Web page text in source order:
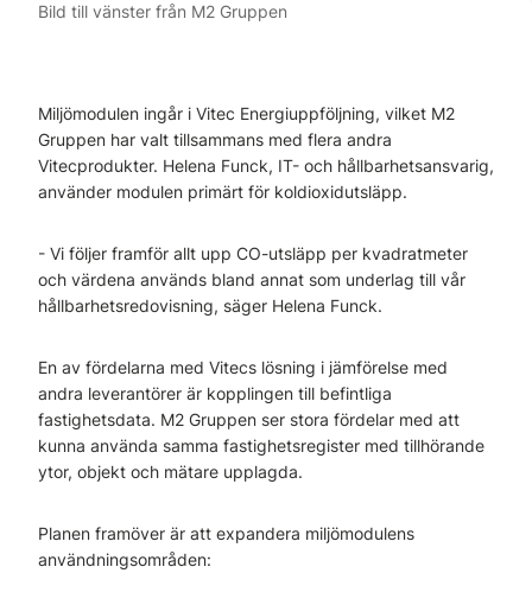
Bild till vänster från M2 Gruppen
Miljömodulen ingår i Vitec Energiuppföljning, vilket M2
Gruppen har valt tillsammans med flera andra
Vitecprodukter. Helena Funck, IT- och hållbarhetsansvarig,
använder modulen primärt för koldioxidutsläpp.
- Vi följer framför allt upp CO-utsläpp per kvadratmeter
och värdena används bland annat som underlag till vår
hållbarhetsredovisning, säger Helena Funck.
En av fördelarna med Vitecs lösning i jämförelse med
andra leverantörer är kopplingen till befintliga
fastighetsdata. M2 Gruppen ser stora fördelar med att
kunna använda samma fastighetsregister med tillhörande
ytor, objekt och mätare upplagda.
Planen framöver är att expandera miljömodulens
användningsområden: